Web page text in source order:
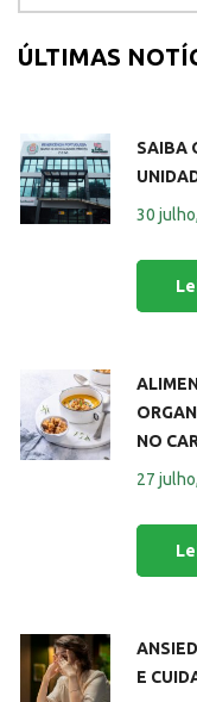
ÚLTIMAS
SAIBA
30
NO
27
E